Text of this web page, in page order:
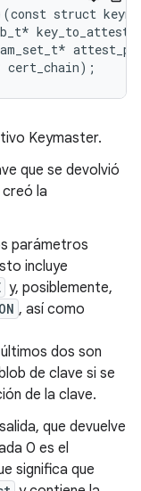
struct
key_to_attest,
Keymaster.
que se devolvió
creó la
parámetros
incluye
y, posiblemente,
, así como
dos son
de clave si se
de la clave.
que devuelve
0 es el
significa que